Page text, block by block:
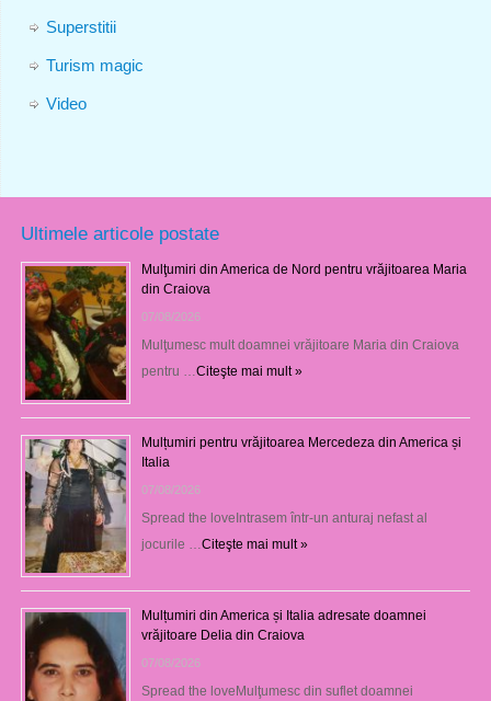
Superstitii
Turism magic
Video
Ultimele articole postate
Mulţumiri din America de Nord pentru vrăjitoarea Maria
din Craiova
07/08/2026
Mulţumesc mult doamnei vrăjitoare Maria din Craiova
pentru …Citeşte mai mult »
Mulțumiri pentru vrăjitoarea Mercedeza din America și
Italia
07/08/2026
Spread the loveIntrasem într-un anturaj nefast al
jocurile …Citeşte mai mult »
Mulțumiri din America și Italia adresate doamnei
vrăjitoare Delia din Craiova
07/08/2026
Spread the loveMulţumesc din suflet doamnei